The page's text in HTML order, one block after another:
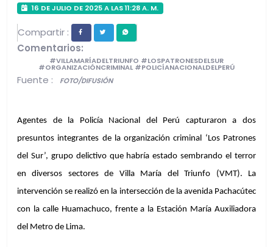
16 DE JULIO DE 2025 A LAS 11:28 A. M.
Compartir :
Comentarios:
#VILLAMARÍADELTRIUNFO #LOSPATRONESDELSUR
#ORGANIZACIÓNCRIMINAL #POLICÍANACIONALDELPERÚ
Fuente : FOTO/DIFUSIÓN
Agentes de la Policía Nacional del Perú capturaron a dos
presuntos integrantes de la organización criminal ‘Los Patrones
del Sur’, grupo delictivo que habría estado sembrando el terror
en diversos sectores de Villa María del Triunfo (VMT). La
intervención se realizó en la intersección de la avenida Pachacútec
con la calle Huamachuco, frente a la Estación María Auxiliadora
del Metro de Lima.